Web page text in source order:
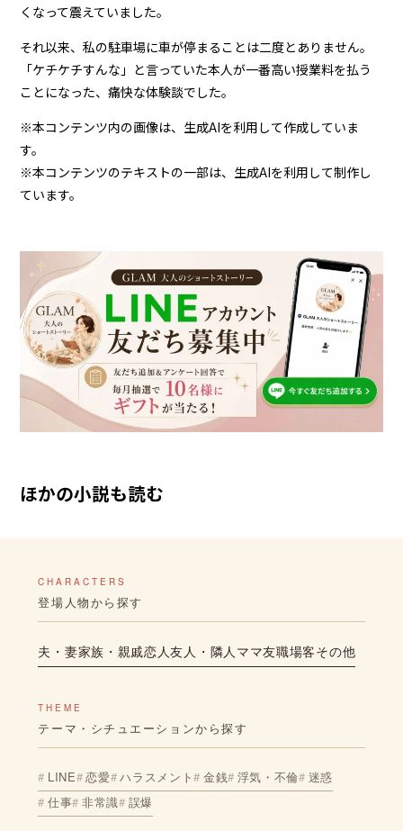
くなって震えていました。
それ以来、私の駐車場に車が停まることは二度とありません。
「ケチケチすんな」と言っていた本人が一番高い授業料を払う
ことになった、痛快な体験談でした。
※本コンテンツ内の画像は、生成AIを利用して作成していま
す。
※本コンテンツのテキストの一部は、生成AIを利用して制作し
ています。
ほかの小説も読む
CHARACTERS
登場人物から探す
夫・妻家族・親戚恋人友人・隣人 ママ友職場客その他
THEME
テーマ・シチュエーションから探す
LINE 恋愛 ハラスメント 金銭 浮気・不倫 迷惑
仕事 非常識 誤爆